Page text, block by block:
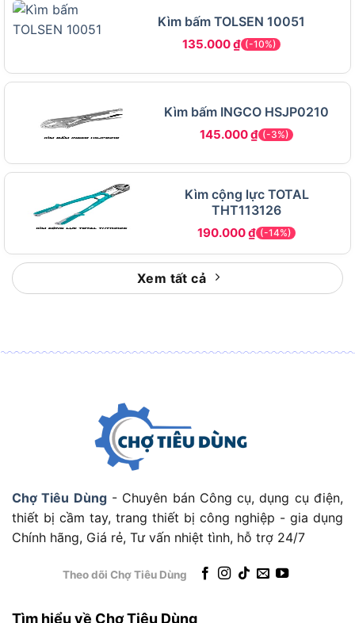
Bạn muốn biết về tính năng nổi bật? Hãy xem
Total THT130706P bằng thép
Tính năng, thiết kế, ưu điểm kìm cắt Total THT130706P
bằng thép
Kìm cắt Total THT130706P nổi bật với thiết kế
chắc chắn, chất liệu chống rỉ, mang lại hiệu quả
cắt tối ưu với mức giá rất phải chăng.
Lưỡi cắt thép cứng, dài 18cm, cắt nhanh và sắc
Tay cầm bọc nhựa cách điện, chống trơn trượt
Thép chống rỉ, phù hợp với môi trường ẩm ướt.
Sản phẩm làm từ thép chống gỉ chất lượng cao,
lưỡi cắt sắc bén, tay cầm nhựa cách điện đảm bảo
an toàn. Thiết kế gọn nhẹ, vừa tay, giúp thao tác
thoải mái trong thời gian dài.
Kìm bấm TOLSEN 10051
135.000₫ (-10%)
Kìm bấm INGCO HSJP0210
145.000₫ (-3%)
Kìm cộng lực TOTAL
THT113126
190.000₫ (-14%)
Xem tất cả
Chợ Tiêu Dùng- Chuyên bán Công cụ, dụng cụ điện,
thiết bị cầm tay, trang thiết bị công nghiệp - gia dụng
Chính hãng, Giá rẻ, Tư vấn nhiệt tình, hỗ trợ 24/7
Theo dõi Chợ Tiêu Dùng
Tìm hiểu về Chợ Tiêu Dùng